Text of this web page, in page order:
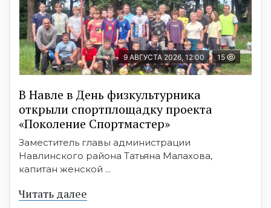
9 АВГУСТА 2026, 12:00 15
В Навле в День физкультурника
открыли спортплощадку проекта
«Поколение Спортмастер»
Заместитель главы администрации
Навлинского района Татьяна Малахова,
капитан женской ...
Читать далее